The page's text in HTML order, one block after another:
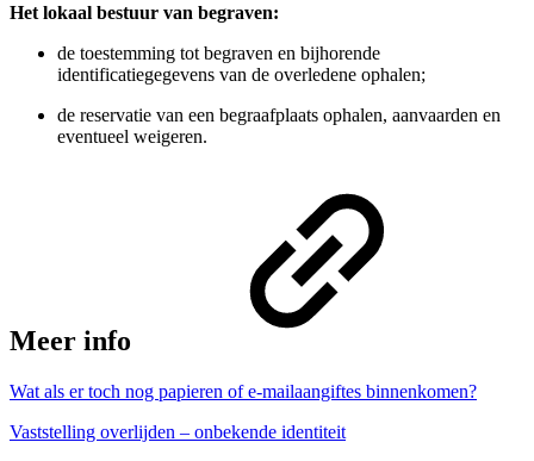
Het lokaal bestuur van begraven:
de toestemming tot begraven en bijhorende
identificatiegegevens van de overledene ophalen;
de reservatie van een begraafplaats ophalen, aanvaarden en
eventueel weigeren.
Meer info
Wat als er toch nog papieren of e-mailaangiftes binnenkomen?
Vaststelling overlijden – onbekende identiteit